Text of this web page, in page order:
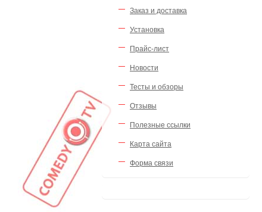
Заказ и доставка
Установка
Прайс-лист
Новости
Тесты и обзоры
Отзывы
Полезные ссылки
Карта сайта
Форма связи